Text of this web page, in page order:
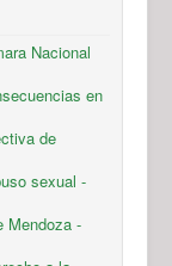
Nacional
en
de
sexual -
Mendoza -